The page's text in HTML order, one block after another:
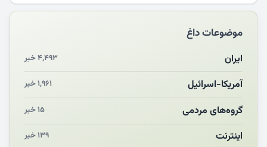
مکن ای صبح طلوع
چرایی «استقبال از آقای ایران»
انقلاب مردمی و مردم انقلابی
مرگ خاموش زیست‌محیطی در منطقه تربت‌جام
چو‌ن‌وچرا در «علی‌الاصول» یا انتظار برای تحقق شروط
موضوعات داغ
ایران ۴,۴۹۳ خبر
آمریکا-اسرائیل ۱,۹۶۱ خبر
گروه‌های مردمی ۱۵ خبر
اینترنت ۱۳۹ خبر